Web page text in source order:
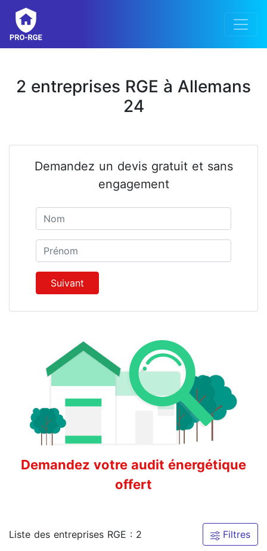
2 entreprises RGE à Allemans
24
Demandez un devis gratuit et sans
engagement
Prénom
Suivant
Demandez votre audit énergétique
offert
Liste des entreprises RGE : 2 Filtres